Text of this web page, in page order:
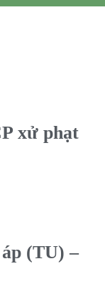
xử phạt
(TU) –